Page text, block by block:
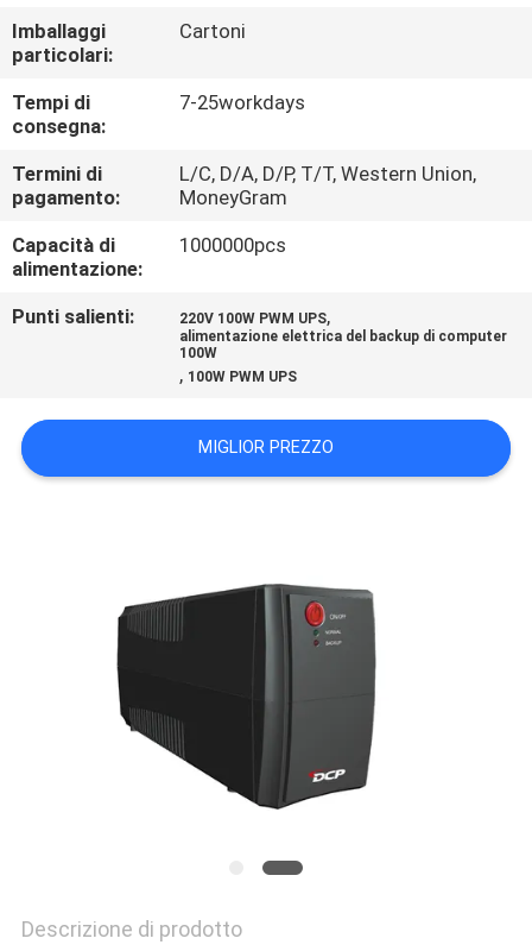
CONTROLLO
DELLA
QUALITÀ
CONTATTACI
NOTIZIE
CHIEDI UN
PREVENTIVO
MAPPA
DEL
PRIVACY
Imballaggi
particolari:
Cartoni
Tempi di
consegna:
7-25workdays
Termini di
pagamento:
L/C, D/A, D/P, T/T, Western Union,
MoneyGram
Capacità di
alimentazione:
1000000pcs
Punti salienti: 220V 100W PWM UPS,
alimentazione elettrica del backup di computer
100W
, 100W PWM UPS
MIGLIOR PREZZO
Descrizione di prodotto